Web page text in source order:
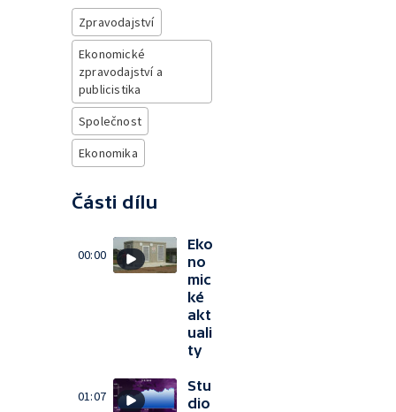
Zpravodajství
Ekonomické
zpravodajství a
publicistika
Společnost
Ekonomika
Části dílu
00:00
Eko
no
mic
ké
akt
uali
ty
01:07
Stu
dio